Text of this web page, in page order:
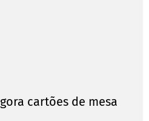
cartões de mesa